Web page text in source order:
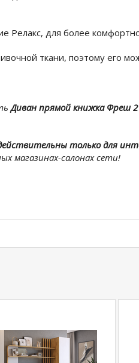
Релакс, для более
ткани, поэтому его
Диван прямой книжка Фреш 2
только для
магазинах-салонах сети!